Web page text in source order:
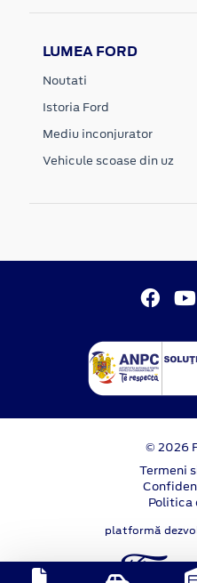
LUMEA FORD
Noutati
Istoria Ford
Mediu inconjurator
Vehicule scoase din uz
© 2026
Termeni
Politica
platformă